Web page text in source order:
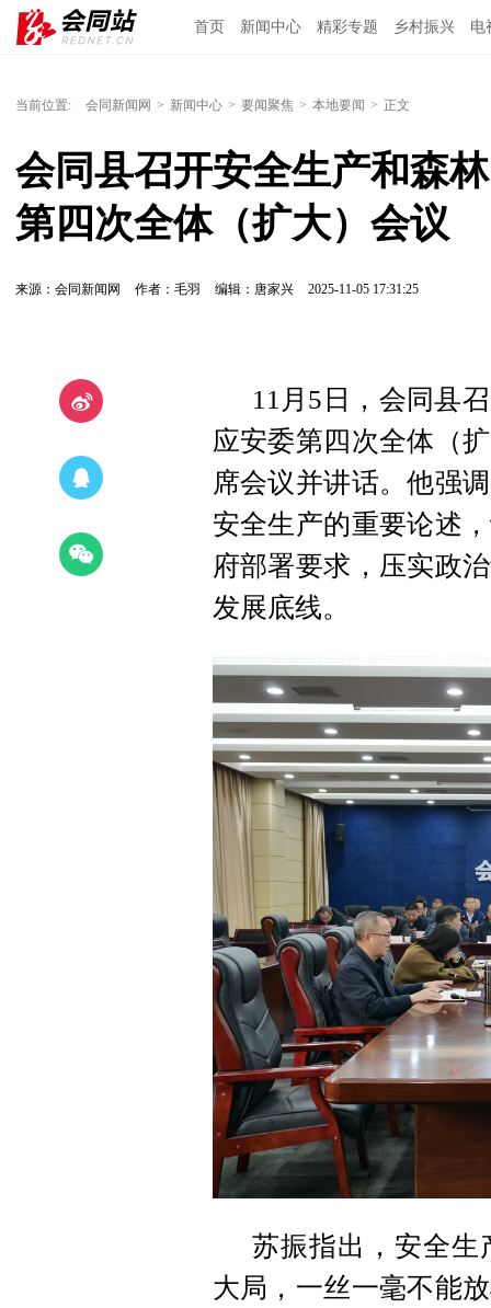
首页 新闻中心 精彩专题 乡村振兴 电
当前位置: 会同新闻网 > 新闻中心 > 要闻聚焦 > 本地要闻 > 正文
会同县召开安全生产和森
第四次全体（扩大）会议
来源：会同新闻网 作者：毛羽 编辑：唐家兴 2025-11-05 17:31:25
11月5日，会同县
应安委第四次全体（
席会议并讲话。他强
安全生产的重要论述
府部署要求，压实政
发展底线。
苏振指出，安全生
大局，一丝一毫不能